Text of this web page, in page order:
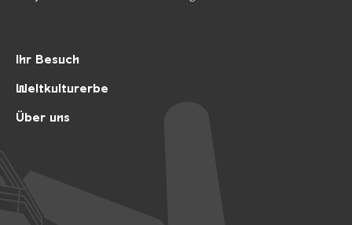
Ihr Besuch
Weltkulturerbe
Über uns